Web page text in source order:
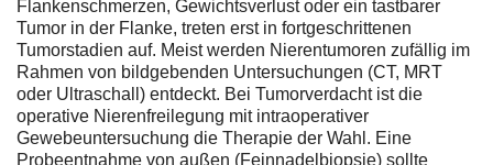
Flankenschmerzen, Gewichtsverlust oder ein tastbarer
Tumor in der Flanke, treten erst in fortgeschrittenen
Tumorstadien auf. Meist werden Nierentumoren zufällig im
Rahmen von bildgebenden Untersuchungen (CT, MRT
oder Ultraschall) entdeckt. Bei Tumorverdacht ist die
operative Nierenfreilegung mit intraoperativer
Gewebeuntersuchung die Therapie der Wahl. Eine
Probeentnahme von außen (Feinnadelbiopsie) sollte